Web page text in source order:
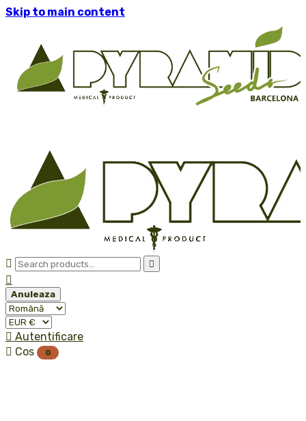
Skip to main content
 

Anuleaza
 Autentificare
 Cos 0